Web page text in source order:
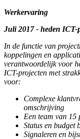
Werkervaring
Juli 2017 - heden
In de functie van
koppelingen en
verantwoordelijk voor
ICT-projecten met
voor:
Complexe
omschrijving
Een team van 15
Status en budget
Signaleren en